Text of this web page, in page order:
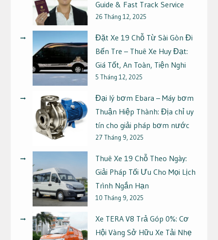
Guide & Fast Track Service
26 Tháng 12, 2025
Đặt Xe 19 Chỗ Từ Sài Gòn Đi
Bến Tre – Thuê Xe Huy Đạt:
Giá Tốt, An Toàn, Tiện Nghi
5 Tháng 12, 2025
Đại lý bơm Ebara – Máy bơm
Thuận Hiệp Thành: Địa chỉ uy
tín cho giải pháp bơm nước
27 Tháng 9, 2025
Thuê Xe 19 Chỗ Theo Ngày:
Giải Pháp Tối Ưu Cho Mọi Lịch
Trình Ngắn Hạn
10 Tháng 9, 2025
Xe TERA V8 Trả Góp 0%: Cơ
Hội Vàng Sở Hữu Xe Tải Nhẹ